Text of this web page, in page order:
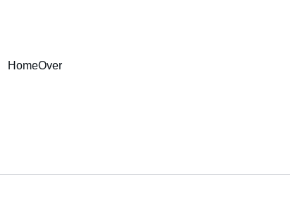
HomeOver